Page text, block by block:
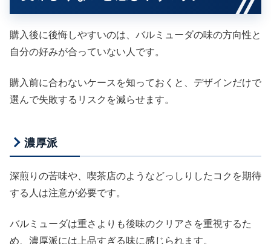
購入後に後悔しやすいのは、バルミューダの味の方向性と
自分の好みが合っていない人です。
購入前に合わないケースを知っておくと、デザインだけで
選んで失敗するリスクを減らせます。
濃厚派
深煎りの苦味や、喫茶店のようなどっしりしたコクを期待
する人は注意が必要です。
バルミューダは重さよりも後味のクリアさを重視するた
め、濃厚派には上品すぎる味に感じられます。